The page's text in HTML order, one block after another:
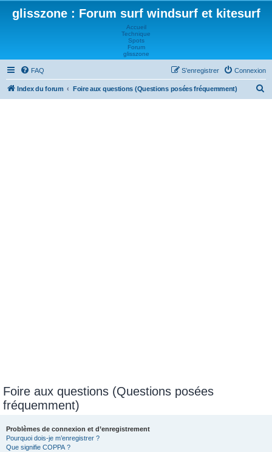
glisszone : Forum surf windsurf et kitesurf
Accueil
Technique
Spots
Forum
glisszone
FAQ Connexion
S’enregistrer
Index du forum Foire aux questions (Questions posées fréquemment)
Foire aux questions (Questions posées
fréquemment)
Problèmes de connexion et d’enregistrement
Pourquoi dois-je m’enregistrer ?
Que signifie COPPA ?